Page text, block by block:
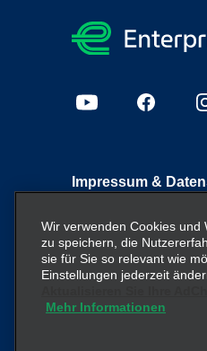
Impressum &
Enterprise Mobility ist
nicht die bestehende
Wir verwenden Cookies und
zu speichern, die
sie für Sie so relevant wie
Einstellungen jederzeit
Mehr Informationen